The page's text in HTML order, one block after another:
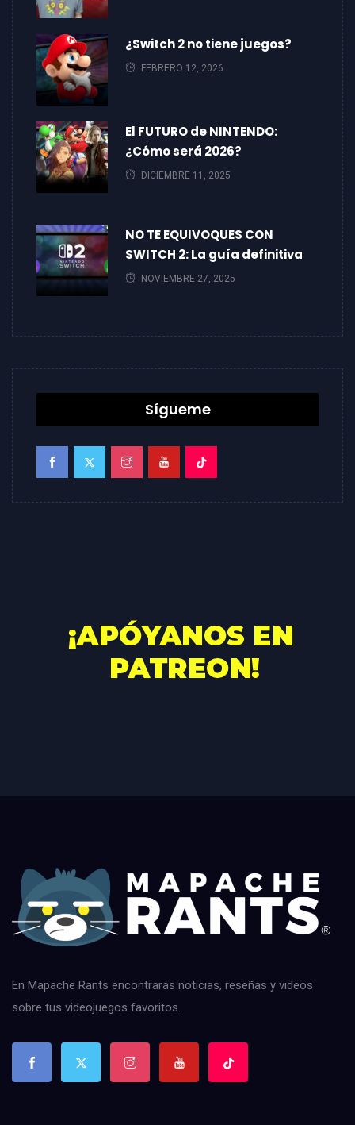
¿Switch 2 no tiene juegos?
FEBRERO 12, 2026
El FUTURO de NINTENDO:
¿Cómo será 2026?
DICIEMBRE 11, 2025
NO TE EQUIVOQUES CON
SWITCH 2: La guía definitiva
NOVIEMBRE 27, 2025
Sígueme
En Mapache Rants encontrarás noticias, reseñas y videos
sobre tus videojuegos favoritos.